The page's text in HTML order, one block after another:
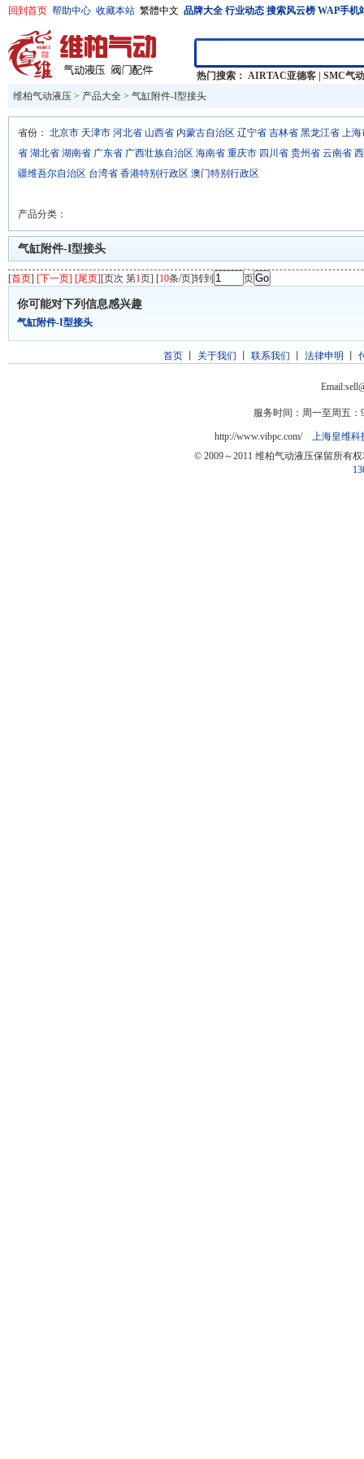
回到首页 帮助中心 收藏本站 繁體中文 品牌大全 行业动态 搜索风云榜 WAP手机
热门搜索： AIRTAC亚德客
SMC气动
维柏气动液压 > 产品大全 > 气缸附件-I型接头
省份： 北京市 天津市 河北省 山西省 内蒙古自治区 辽宁省 吉林省 黑龙江省 上海
省 湖北省 湖南省 广东省 广西壮族自治区 海南省 重庆市 四川省 贵州省 云南省
疆维吾尔自治区 台湾省 香港特别行政区 澳门特别行政区
产品分类：
气缸附件-I型接头
[首页] [下一页] [尾页][页次 第1页] [10条/页]转到 页
你可能对下列信息感兴趣
气缸附件-I型接头
首页丨 关于我们 联系我们 法律申明
服务时间：周一至周五：
http://www.vibpc.com/ 上海皇维科
© 2009～2011 维柏气动液压保留所有